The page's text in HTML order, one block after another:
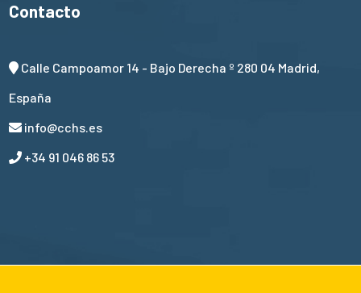
Contacto
Calle Campoamor 14 - Bajo Derecha º 280 04 Madrid,
España
info@cchs.es
+34 91 046 86 53